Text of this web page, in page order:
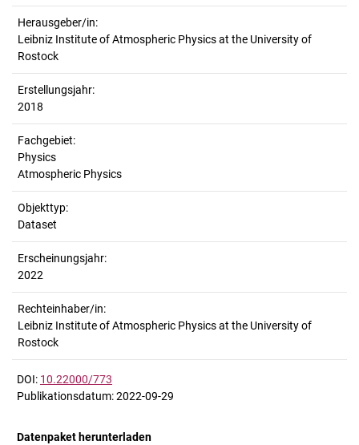
Herausgeber/in:
Leibniz Institute of Atmospheric Physics at the University of
Rostock
Erstellungsjahr:
2018
Fachgebiet:
Physics
Atmospheric Physics
Objekttyp:
Dataset
Erscheinungsjahr:
2022
Rechteinhaber/in:
Leibniz Institute of Atmospheric Physics at the University of
Rostock
DOI: 10.22000/773
Publikationsdatum: 2022-09-29
Datenpaket herunterladen